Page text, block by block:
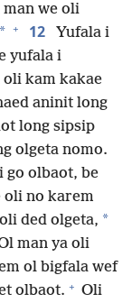
we oli
* + 12
Yufala i
yufala i
oli kam kakae
aninit long
long sipsip
olgeta nomo.
go olbaot, be
oli no karem
ded olgeta, *
man ya oli
ol bigfala wef
olbaot. + Oli